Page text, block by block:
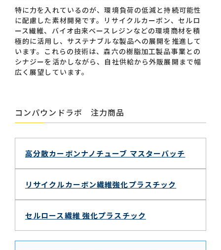
特に力を入れているのが、環境負荷の低減と持続可能性
に配慮した素材開発です。リサイクルカーボン、セルロ
ース繊維、バイオ由来ベースレジンなどの環境商材を積
極的に活用し、サステナブルな製品への展開を推進して
います。これらの技術は、森六の樹脂加工製品事業との
シナジーを活かしながら、自社供給から外販展開まで幅
広く展望しています。
コンパウンドラボ 注力商品
高分散カーボンナノチューブ マスターバッチ
リサイクルカーボン繊維強化プラスチック
セルロース繊維 強化プラスチック